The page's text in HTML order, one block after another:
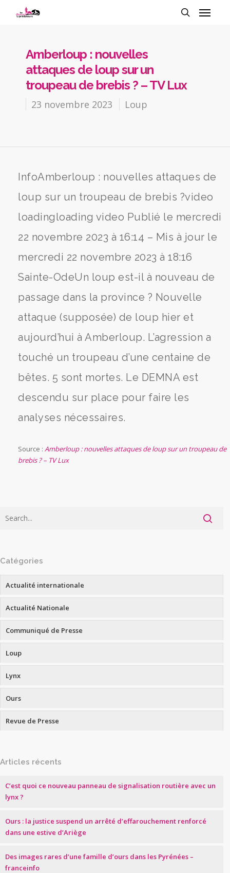
Amberloup : nouvelles
attaques de loup sur un
troupeau de brebis ? – TV Lux
23 novembre 2023 Loup
InfoAmberloup : nouvelles attaques de
loup sur un troupeau de brebis ?video
loadingloading video Publié le mercredi
22 novembre 2023 à 16:14 – Mis à jour le
mercredi 22 novembre 2023 à 18:16
Sainte-OdeUn loup est-il à nouveau de
passage dans la province ? Nouvelle
attaque (supposée) de loup hier et
aujourd’hui à Amberloup. L’agression a
touché un troupeau d’une centaine de
bêtes. 5 sont mortes. Le DEMNA est
descendu sur place pour faire les
analyses nécessaires.
Source :Amberloup : nouvelles attaques de loup sur un troupeau de
brebis ? – TV Lux
Catégories
Actualité internationale
Actualité Nationale
Communiqué de Presse
Loup
Lynx
Ours
Revue de Presse
Articles récents
C’est quoi ce nouveau panneau de signalisation routière avec un
lynx ?
Ours : la justice suspend un arrêté d’effarouchement renforcé
dans une estive d’Ariège
Des images rares d’une famille d’ours dans les Pyrénées –
franceinfo